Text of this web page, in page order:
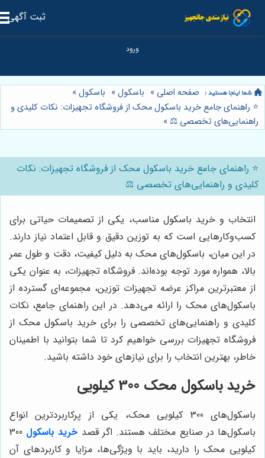
ثبت آگهی
صفحه اصلی» باسکول» باسکول»
راهنمای جامع خرید باسکول محک از فروشگاه تجهیزات: نکات کلیدی و
تخصصی ⚖️ »
راهنمای جامع خرید باسکول محک از فروشگاه تجهیزات: نکات
و راهنمایی‌های تخصصی ⚖️
و خرید باسکول مناسب، یکی از تصمیمات حیاتی برای
است که به توزین دقیق و قابل اعتماد نیاز دارند.
این میان، باسکول‌های محک به دلیل کیفیت، دقت و طول عمر
همواره مورد توجه بوده‌اند. فروشگاه تجهیزات، به عنوان یکی
معتبرترین مراکز عرضه تجهیزات توزین، مجموعه‌ای گسترده از
محک را ارائه می‌دهد. در این راهنمای جامع، نکات
و راهنمایی‌های تخصصی را برای خرید باسکول محک از
تجهیزات بررسی خواهیم کرد تا شما بتوانید با اطمینان
بهترین انتخاب را برای نیازهای خود داشته باشید.
باسکول محک 300 کیلویی
باسکول‌های 300 کیلویی محک، یکی از پرکاربردترین انواع
در صنایع مختلف هستند. اگر قصدخرید باسکول 300
محک را دارید، باید با ویژگی‌ها، مزایا و کاربردهای آن